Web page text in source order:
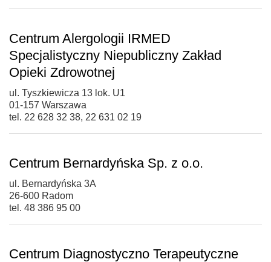
Centrum Alergologii IRMED
Specjalistyczny Niepubliczny Zakład
Opieki Zdrowotnej
ul. Tyszkiewicza 13 lok. U1
01-157 Warszawa
tel. 22 628 32 38, 22 631 02 19
Centrum Bernardyńska Sp. z o.o.
ul. Bernardyńska 3A
26-600 Radom
tel. 48 386 95 00
Centrum Diagnostyczno Terapeutyczne